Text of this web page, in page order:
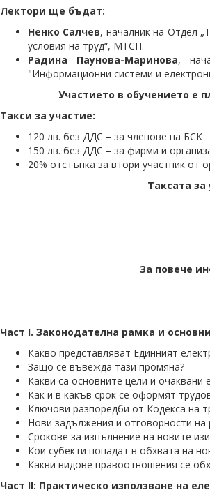
Лектори ще бъдат:
Ненко Салчев, началник на Отдел
условия на труд“, МТСП.
Радина Паунова-Маринова,
"Информационни системи и
Участието в обучението е
Такси за участие:
120 лв. без ДДС – за членове на БСК
150 лв. без ДДС – за фирми и
20% отстъпка за втори участник от
Таксата
За повече
Част I. Законодателна рамка и
Какво представляват Единният
Защо се въвежда тази промяна?
Какви са основните цели и очаквани
Как и в какъв срок се оформят
Ключови разпоредби от Кодекса на
Нови задължения и отговорности на
Срокове за изпълнение на новите
Кои субекти попадат в обхвата на
Какви видове правоотношения се
Част II: Практическо използване на